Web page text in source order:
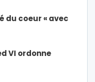
du coeur « avec
VI ordonne